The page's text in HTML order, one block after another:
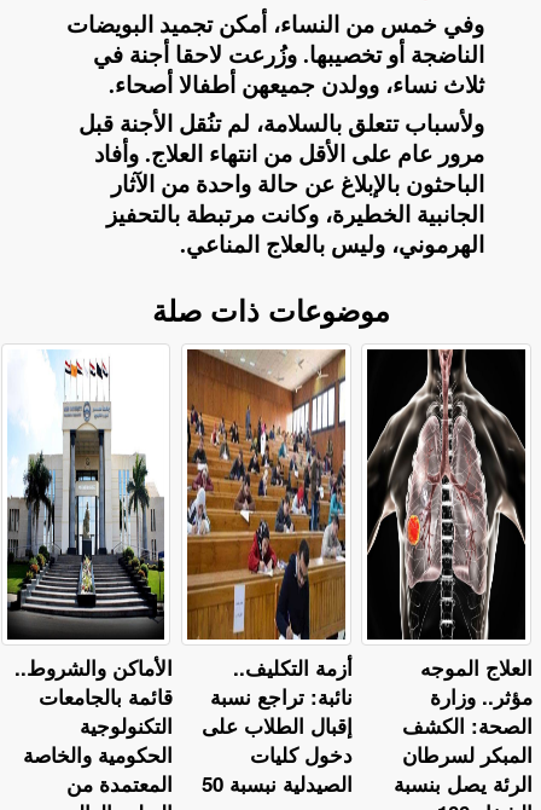
وفي خمس من النساء، أمكن تجميد البويضات
الناضجة أو تخصيبها. وزُرعت لاحقا أجنة في
ثلاث نساء، وولدن جميعهن أطفالا أصحاء.
ولأسباب تتعلق بالسلامة، لم تنُقل الأجنة قبل
مرور عام على الأقل من انتهاء العلاج. وأفاد
الباحثون بالإبلاغ عن حالة واحدة من الآثار
الجانبية الخطيرة، وكانت مرتبطة بالتحفيز
الهرموني، وليس بالعلاج المناعي.
موضوعات ذات صلة
​الأماكن والشروط..
قائمة بالجامعات
التكنولوجية
الحكومية والخاصة
المعتمدة من
أزمة التكليف..
نائبة: تراجع نسبة
إقبال الطلاب على
دخول كليات
الصيدلية نبسبة 50
العلاج الموجه
مؤثر.. وزارة
الصحة: الكشف
المبكر لسرطان
الرئة يصل بنسبة